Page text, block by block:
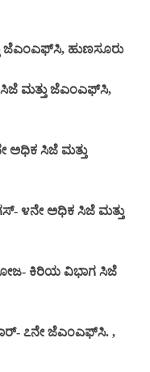
ಜೆಎಂಎಫ್‌ಸಿ, ಹುಣಸೂರು
ಸಿಜೆ ಮತ್ತು ಜೆಎಂಎಫ್‌ಸಿ,
ಅಧಿಕ ಸಿಜೆ ಮತ್ತು
೪ನೇ ಅಧಿಕ ಸಿಜೆ ಮತ್ತು
ಕಿರಿಯ ವಿಭಾಗ ಸಿಜೆ
೭ನೇಜೆಎಂಎಫ್‌ಸಿ. ,